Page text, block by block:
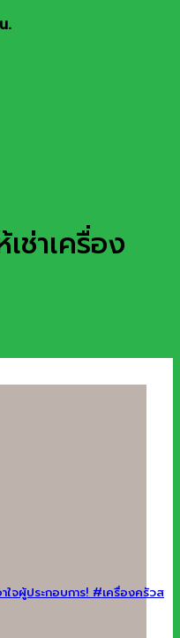
.
เช่าเครื่อง
ใจผู้ประกอบการ! #เครื่องครัวส